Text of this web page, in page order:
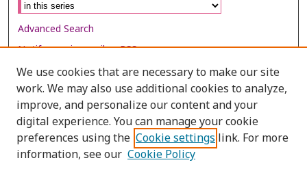
Advanced Search
Notify me via email orRSS
Browse
Collections
Disciplines
Authors
We use cookies that are necessary to make our site
work. We may also use additional cookies to analyze,
improve, and personalize our content and your
digital experience. You can manage your cookie
preferences using the Cookie settings link. For more
information, see our Cookie Policy